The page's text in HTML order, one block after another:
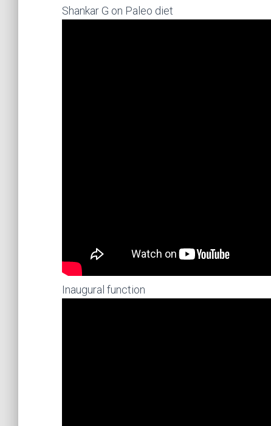
Shankar G on Paleo diet
Inaugural function